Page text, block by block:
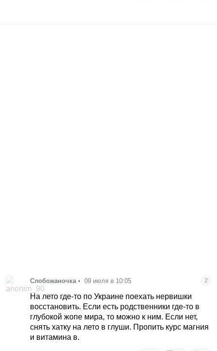
Слобожаночка • 09 июля в 10:05 2
На лето где-то по Украине поехать нервишки
восстановить. Если есть родственники где-то в
глубокой жопе мира, то можно к ним. Если нет,
снять хатку на лето в глуши. Пропить курс магния
и витамина в.